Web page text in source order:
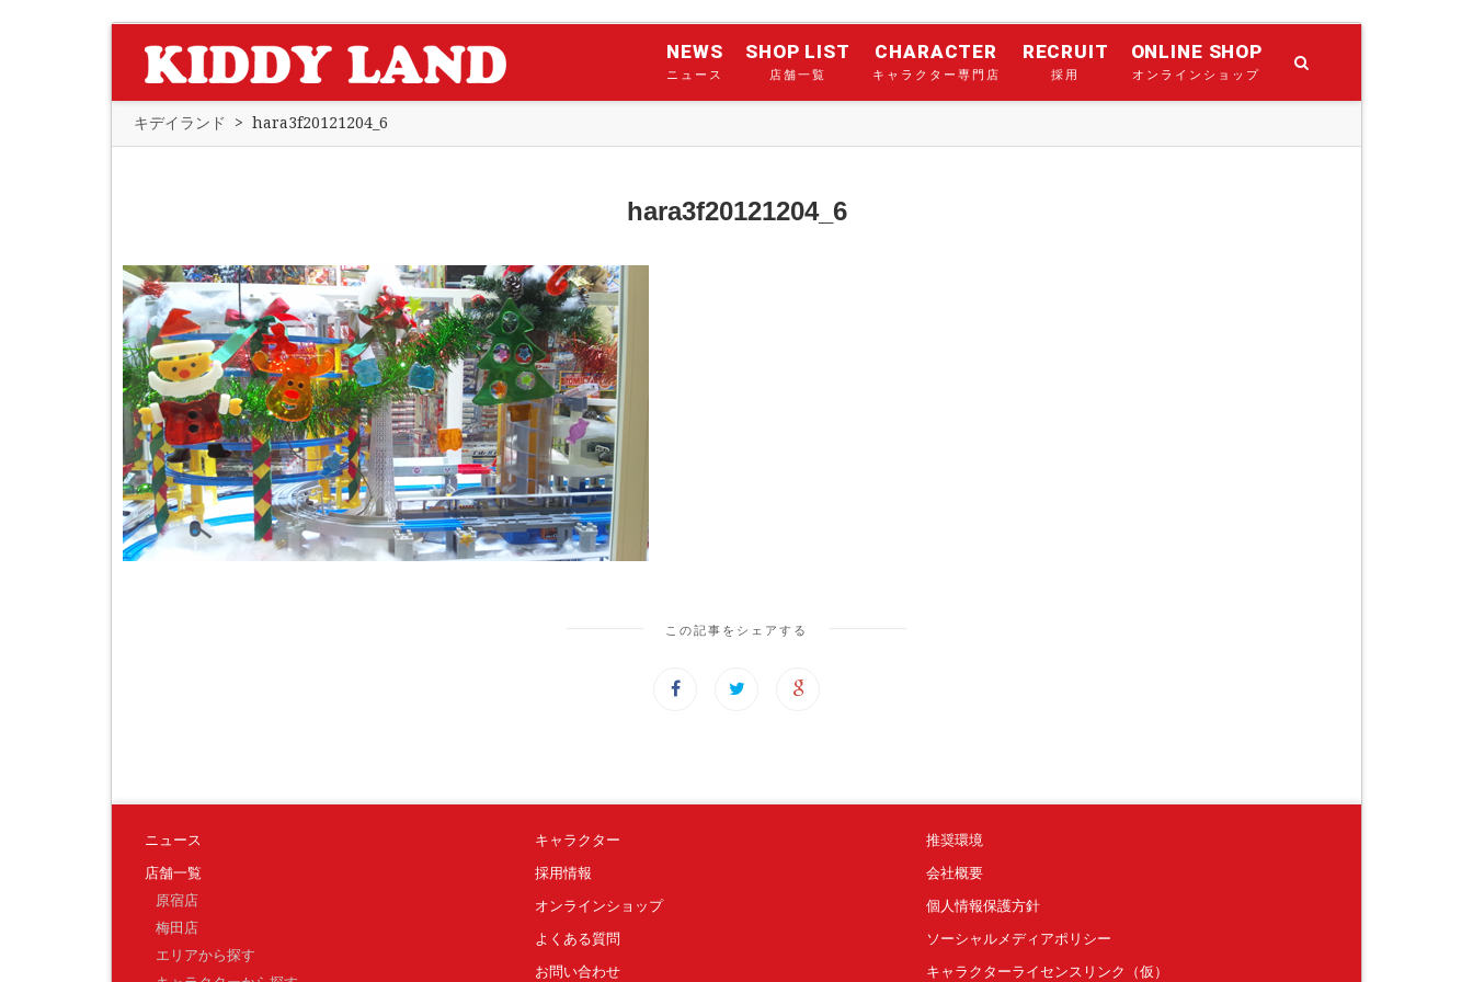
NEWS
ニュース
SHOP LIST
店舗一覧
CHARACTER
キャラクター専門店
RECRUIT
採用
ONLINE SHOP
オンラインショップ
キデイランド > hara3f20121204_6
hara3f20121204_6
この記事をシェアする
ニュース
店舗一覧
原宿店
梅田店
エリアから探す
キャラクター
採用情報
オンラインショップ
よくある質問
お問い合わせ
推奨環境
会社概要
個人情報保護方針
ソーシャルメディアポリシー
キャラクターライセンスリンク（仮）